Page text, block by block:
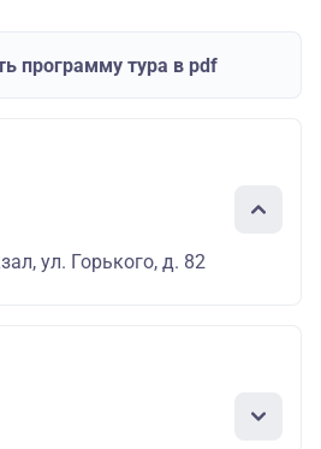
программу тура в pdf
ул. Горького, д. 82